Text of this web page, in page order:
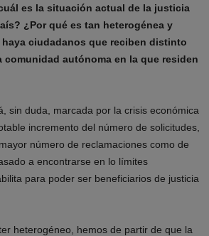
es la situación actual de la justicia
¿Por qué es tan heterogénea y
ciudadanos que reciben distinto
autónoma en la que residen
sin duda, marcada por la crisis económica
incremento del número de solicitudes,
número de reclamaciones como de
a encontrarse en lo límites
para poder ser beneficiarios de justicia
heterogéneo, hemos de partir de que la